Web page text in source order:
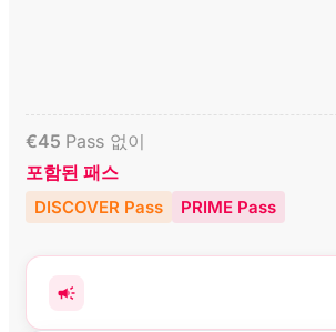
€45 Pass 없이
포함된 패스
DISCOVER Pass PRIME Pass